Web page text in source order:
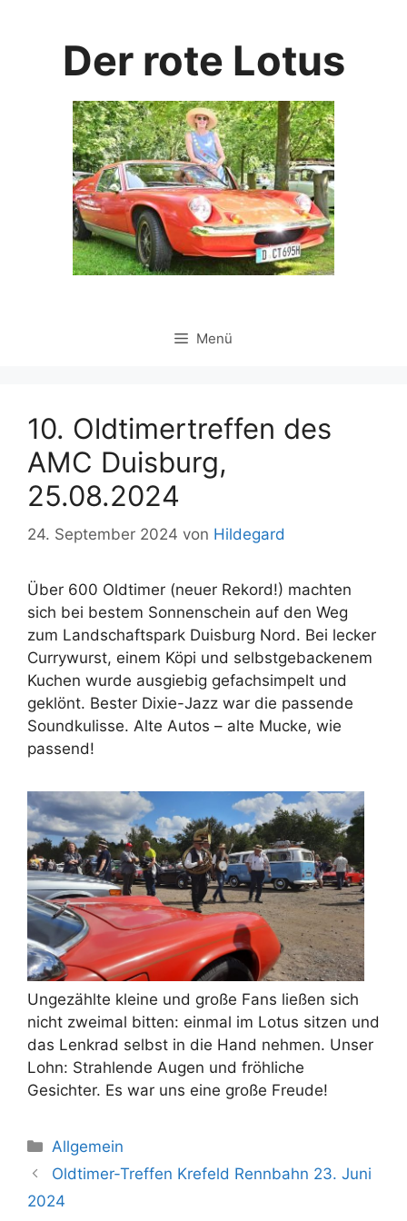
Der rote Lotus
Menü
10. Oldtimertreffen des
AMC Duisburg,
25.08.2024
24. September 2024 von Hildegard
Über 600 Oldtimer (neuer Rekord!) machten
sich bei bestem Sonnenschein auf den Weg
zum Landschaftspark Duisburg Nord. Bei lecker
Currywurst, einem Köpi und selbstgebackenem
Kuchen wurde ausgiebig gefachsimpelt und
geklönt. Bester Dixie-Jazz war die passende
Soundkulisse. Alte Autos – alte Mucke, wie
passend!
Ungezählte kleine und große Fans ließen sich
nicht zweimal bitten: einmal im Lotus sitzen und
das Lenkrad selbst in die Hand nehmen. Unser
Lohn: Strahlende Augen und fröhliche
Gesichter. Es war uns eine große Freude!
Kategorien
Allgemein
Oldtimer-Treffen Krefeld Rennbahn 23. Juni
2024